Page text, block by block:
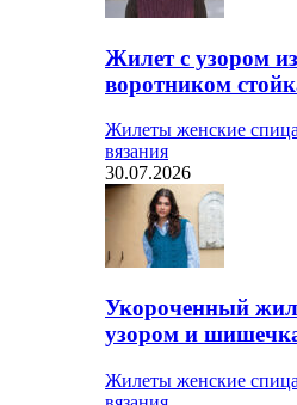
Жилет с узором
воротником
Жилеты женские
вязания
30.07.2026
Укороченный
узором и
Жилеты женские